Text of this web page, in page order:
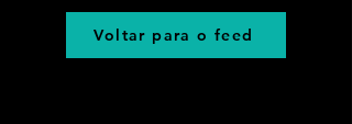
Voltar para o feed